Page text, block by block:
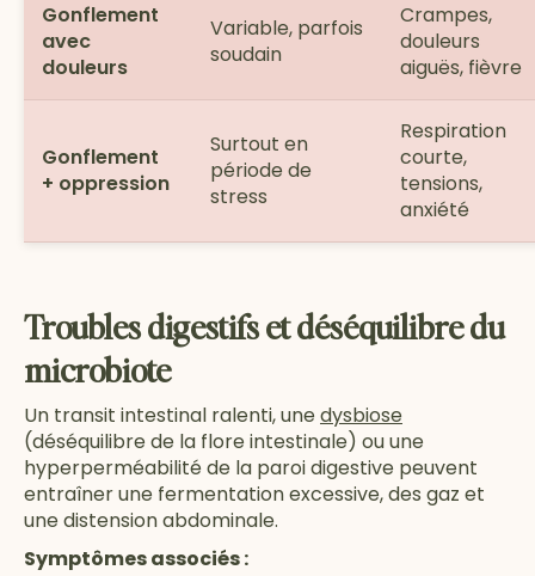
Gonflement
avec
douleurs
Variable, parfois
soudain
Crampes,
douleurs
aiguës, fièvre
Gonflement
+ oppression
Surtout en
période de
stress
Respiration
courte,
tensions,
anxiété
Troubles digestifs et déséquilibre du
microbiote
Un transit intestinal ralenti, unedysbiose
(déséquilibre de la flore intestinale) ou une
hyperperméabilité de la paroi digestive peuvent
entraîner une fermentation excessive, des gaz et
une distension abdominale.
Symptômes associés :